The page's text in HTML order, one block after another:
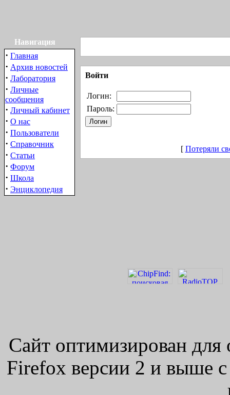
Навигация
· Главная
· Архив новостей
· Лаборатория
· Личные
сообщения
· Личный кабинет
· О нас
· Пользователи
· Справочник
· Статьи
· Форум
· Школа
· Энциклопедия
Войти
Логин:
Пароль:
[ Потеряли
Сайт оптимизирован для
Firefox версии 2 и выше